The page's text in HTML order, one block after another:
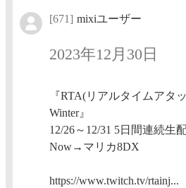
[671] mixiユーザー
2023年12月30日
『RTA(リアルタイムアタ
Winter』
12/26～12/31 5日間連続生
Now→マリカ8DX
https://www.twitch.tv/rtainj...